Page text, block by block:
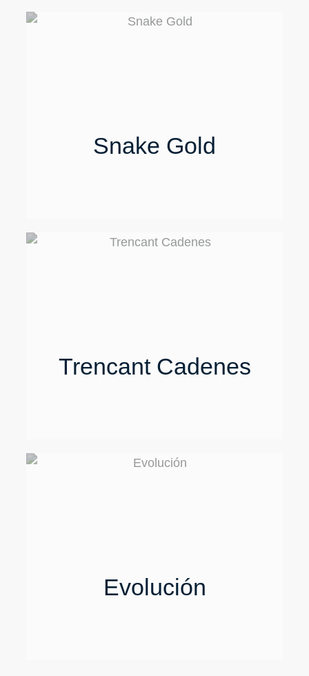
Snake Gold
Trencant Cadenes
Evolución